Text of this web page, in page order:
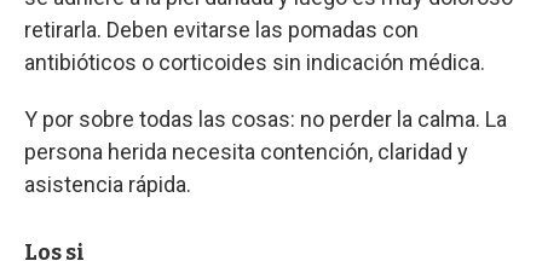
retirarla. Deben evitarse las pomadas con
antibióticos o corticoides sin indicación médica.
Y por sobre todas las cosas: no perder la calma. La
persona herida necesita contención, claridad y
asistencia rápida.
Los si